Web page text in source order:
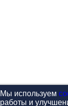
Мы используем
работы и